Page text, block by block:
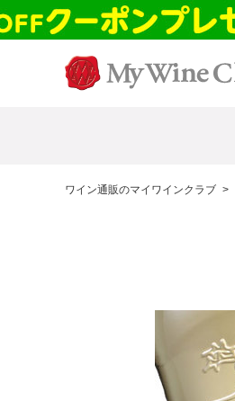
ワイン通販のマイワインクラブ >